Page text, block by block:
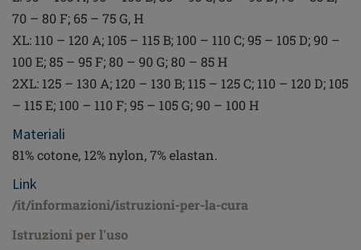
70 – 80 F; 65 – 75 G, H
XL: 110 – 120 A; 105 – 115 B; 100 – 110 C; 95 – 105 D; 90 –
100 E; 85 – 95 F; 80 – 90 G; 80 – 85 H
2XL: 125 – 130 A; 120 – 130 B; 115 – 125 C; 110 – 120 D; 105
– 115 E; 100 – 110 F; 95 – 105 G; 90 – 100 H
Materiali
81% cotone, 12% nylon, 7% elastan.
Link
/it/informazioni/istruzioni-per-la-cura
Istruzioni per l'uso